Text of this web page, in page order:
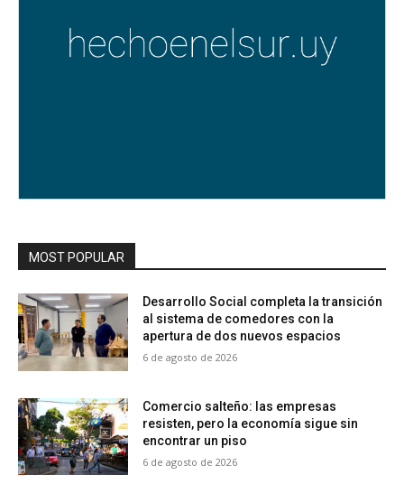
MOST POPULAR
Desarrollo Social completa la transición
al sistema de comedores con la
apertura de dos nuevos espacios
6 de agosto de 2026
Comercio salteño: las empresas
resisten, pero la economía sigue sin
encontrar un piso
6 de agosto de 2026